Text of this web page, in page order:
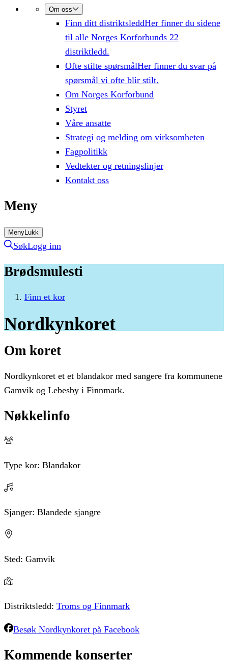
Om oss
Finn ditt distriktsleddHer finner du sidene
til alle Norges Korforbunds 22
distriktledd.
Ofte stilte spørsmålHer finner du svar på
spørsmål vi ofte blir stilt.
Om Norges Korforbund
Styret
Våre ansatte
Strategi og melding om virksomheten
Fagpolitikk
Vedtekter og retningslinjer
Kontakt oss
Meny
MenyLukk
SøkLogg inn
Brødsmulesti
Finn et kor
Nordkynkoret
Om koret
Nordkynkoret et et blandakor med sangere fra kommunene
Gamvik og Lebesby i Finnmark.
Nøkkelinfo
Type kor: Blandakor
Sjanger: Blandede sjangre
Sted: Gamvik
Distriktsledd: Troms og Finnmark
Besøk Nordkynkoret på Facebook
Kommende konserter